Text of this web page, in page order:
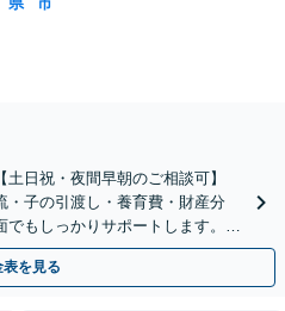
土日祝・夜間早朝のご相談可】
・子の引渡し・養育費・財産分
もしっかりサポートします。よ
一緒に歩みだしましょう
表を見る